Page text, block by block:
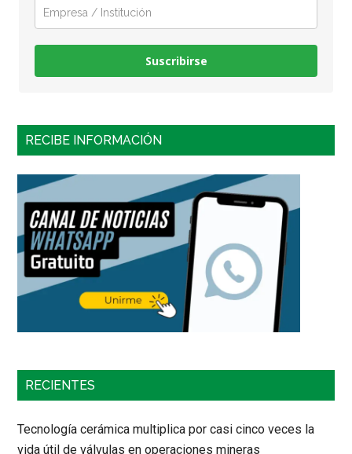
Suscribirse
RECIBE INFORMACIÓN
RECIENTES
Tecnología cerámica multiplica por casi cinco veces la
vida útil de válvulas en operaciones mineras